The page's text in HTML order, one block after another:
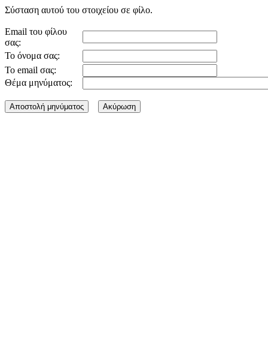
Σύσταση αυτού του στοιχείου σε φίλο.
Email του φίλου
σας:
Το όνομα σας:
Το email σας:
Θέμα μηνύματος: